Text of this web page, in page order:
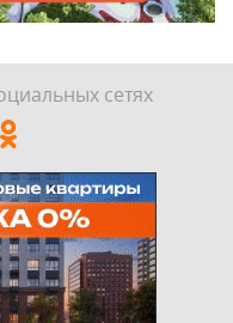
сетях